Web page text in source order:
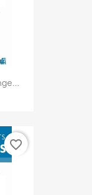
favorite_border